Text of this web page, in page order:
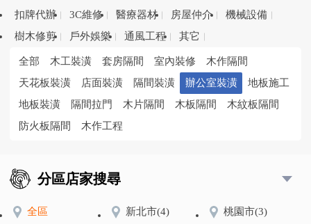
扣牌代辦
3C維修 醫療器材 房屋仲介
機械設備
樹木修剪
戶外娛樂 通風工程 其它
全部 木工裝潢 套房隔間 室內裝修
木作隔間
天花板裝潢
店面裝潢 隔間裝潢 辦公室裝潢
地板施工
地板裝潢
隔間拉門 木片隔間 木板隔間
木紋板隔間
防火板隔間
木作工程
分區店家搜尋
全區 新北市(4) 桃園市(3)